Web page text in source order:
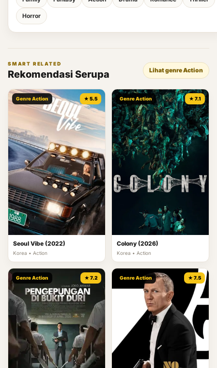
Horror
SMART RELATED
Rekomendasi Serupa Lihat genre Action
Genre Action ★ 5.5
Seoul Vibe (2022)
Korea • Action
Genre Action ★ 7.1
Colony (2026)
Korea • Action
Genre Action ★ 7.2 Genre Action ★ 7.5